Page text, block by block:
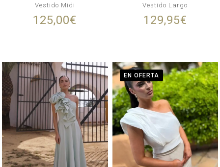
Vestido Midi
125,00€
Vestido Largo
129,95€
EN OFERTA